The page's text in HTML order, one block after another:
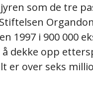
som de tre
1997 i 900 000
å dekke opp
er over seks